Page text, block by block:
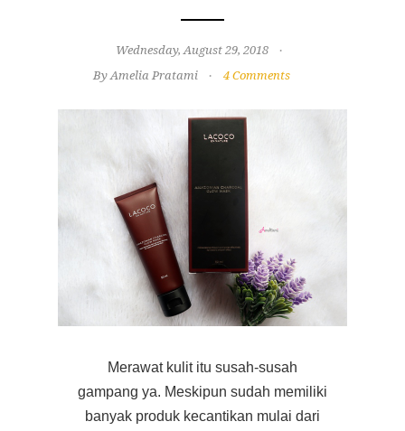
Wednesday, August 29, 2018
By Amelia Pratami
4 Comments
Merawat kulit itu susah-susah
gampang ya. Meskipun sudah memiliki
banyak produk kecantikan mulai dari